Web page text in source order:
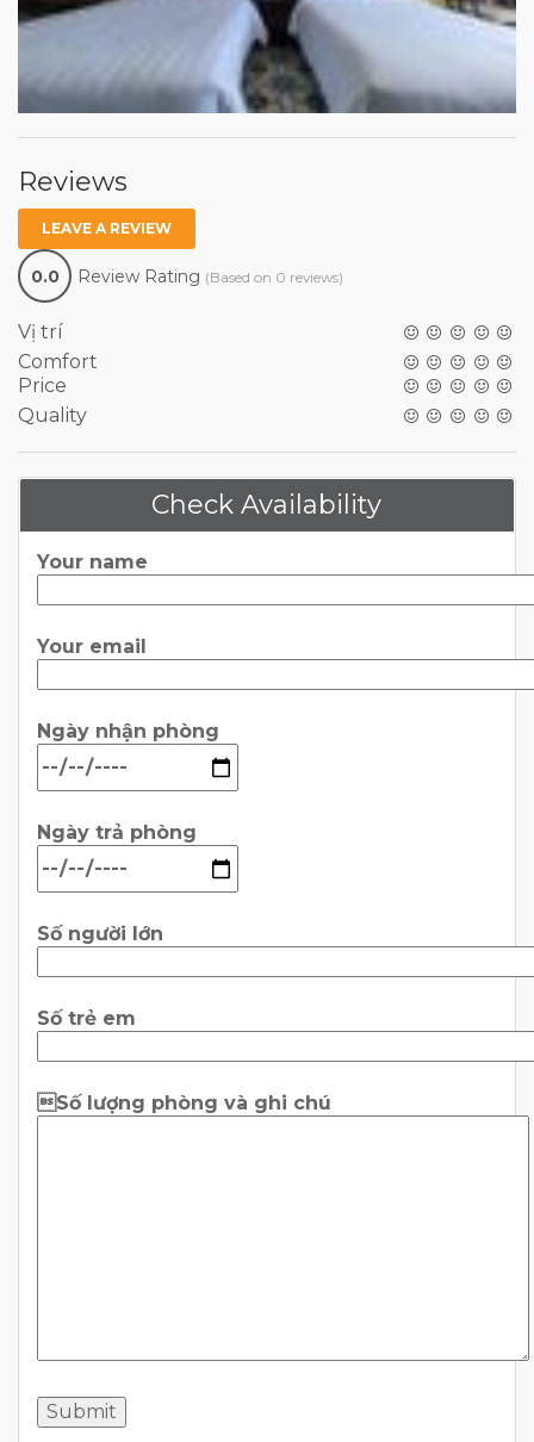
Reviews
LEAVE A REVIEW
0.0 Review Rating (Based on 0 reviews)
Vị trí
Comfort
Price
Quality
Check Availability
Your name
Your email
Ngày nhận phòng
Ngày trả phòng
Số người lớn
Số trẻ em
Số lượng phòng và ghi chú